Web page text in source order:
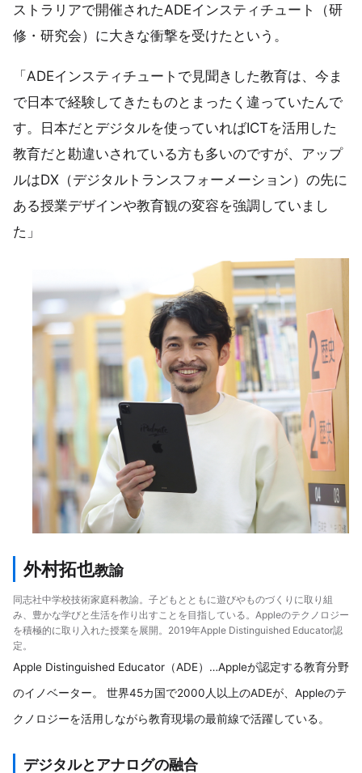
ストラリアで開催されたADEインスティチュート（研
修・研究会）に大きな衝撃を受けたという。
「ADEインスティチュートで見聞きした教育は、今ま
で日本で経験してきたものとまったく違っていたんで
す。日本だとデジタルを使っていればICTを活用した
教育だと勘違いされている方も多いのですが、アップ
ルはDX（デジタルトランスフォーメーション）の先に
ある授業デザインや教育観の変容を強調していまし
た」
外村拓也教諭
同志社中学校技術家庭科教諭。子どもとともに遊びやものづくりに取り組
み、豊かな学びと生活を作り出すことを目指している。Appleのテクノロジー
を積極的に取り入れた授業を展開。2019年Apple Distinguished Educator認
定。
Apple Distinguished Educator（ADE）…Appleが認定する教育分野
のイノベーター。 世界45カ国で2000人以上のADEが、Appleのテ
クノロジーを活用しながら教育現場の最前線で活躍している。
デジタルとアナログの融合